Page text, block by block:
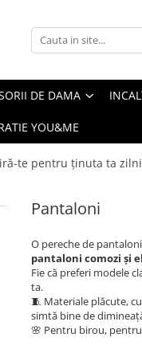
DE DAMA
YOU&ME
te pentru ținuta ta
Pantaloni
O pereche de
pantaloni comozi și
Fie că preferi modele
ta.
🧵 Materiale plăcute,
simtă bine de
🌸 Pentru birou,